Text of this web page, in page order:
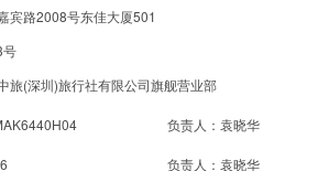
宾路2008号东佳大厦501
号
旅(深圳)旅行社有限公司旗舰营业部
负责人：袁晓华
负责人：袁晓华